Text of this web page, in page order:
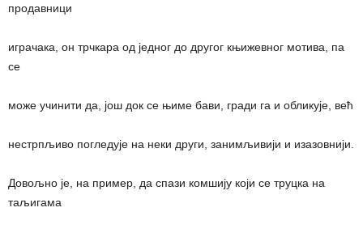
продавници
играчака, он трчкара од једног до другог књижевног мотива, па
се
може учинити да, још док се њиме бави, гради га и обликује, већ
нестрпљиво погледује на неки други, занимљивији и изазовнији.
Довољно је, на пример, да спази комшију који се труцка на
таљигама